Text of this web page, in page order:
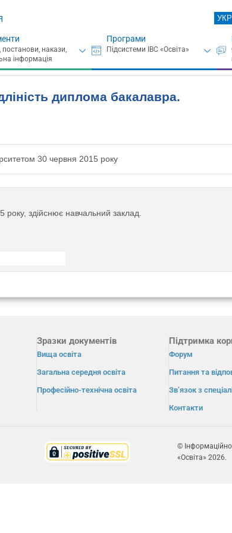
УКР
Програми
диплома бакалавра.
30 червня 2015 року
здійснює навчальний заклад.
Зразки документів
Вища освіта
Загальна середня освіта
Професійно-технічна освіта
Підтримка
Форум
Питання та
Зв’язок з
Контакти
©
«Освіта» 2026.